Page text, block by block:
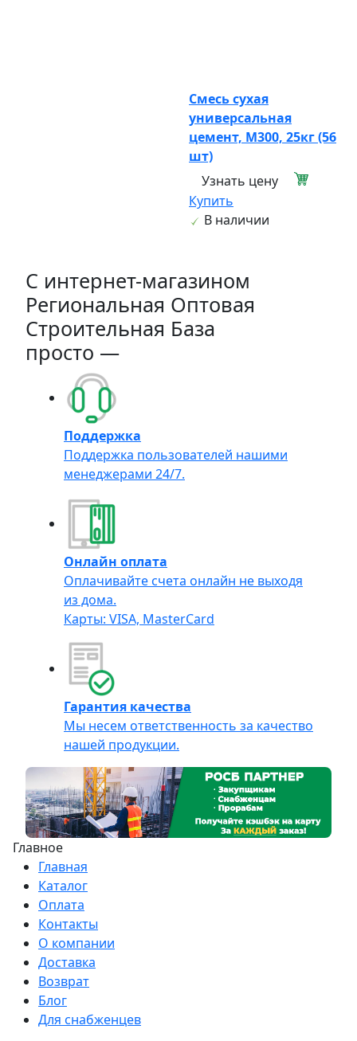
Смесь сухая
универсальная
цемент, М300, 25кг (56
шт)
Узнать цену
Купить
В наличии
C интернет-магазином
Региональная Оптовая
Строительная База
просто —
Поддержка
Поддержка пользователей нашими
менеджерами 24/7.
Онлайн оплата
Оплачивайте счета онлайн не выходя
из дома.
Карты: VISA, MasterCard
Гарантия качества
Мы несем ответственность за качество
нашей продукции.
Главное
Главная
Каталог
Оплата
Контакты
О компании
Доставка
Возврат
Блог
Для снабженцев